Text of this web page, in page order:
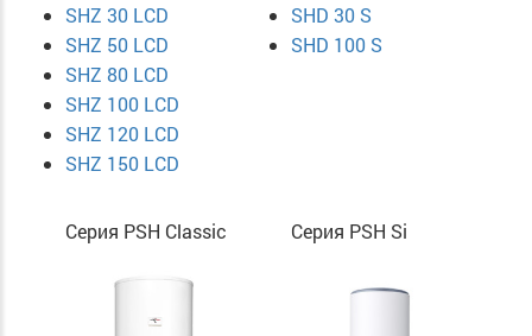
SHZ 30 LCD
SHZ 50 LCD
SHZ 80 LCD
SHZ 100 LCD
SHZ 120 LCD
SHZ 150 LCD
SHD 30 S
SHD 100 S
Серия PSH Classic Серия PSH Si